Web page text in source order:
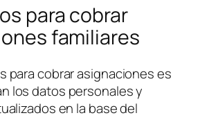
para cobrar
familiares
para cobrar asignaciones es
los datos personales y
en la base del